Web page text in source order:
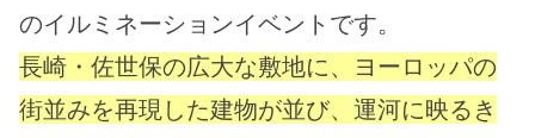
のイルミネーションイベントです。
長崎・佐世保の広大な敷地に、ヨーロッパの
街並みを再現した建物が並び、運河に映るき